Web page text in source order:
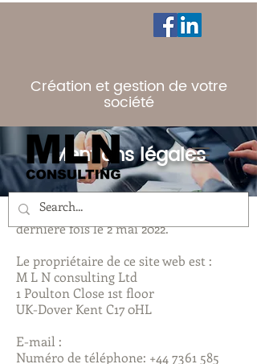
Création et gestion de votre
société
Mentions légales
Cette imprint a été mise à jour pour la
dernière fois le 2 mai 2022.
Le propriétaire de ce site web est :
M L N consulting Ltd
1 Poulton Close 1st floor
UK-Dover Kent C17 0HL
E-mail :
Numéro de téléphone: +44 7361 585